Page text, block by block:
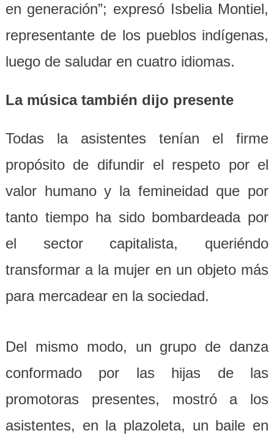
en generación”; expresó Isbelia Montiel,
representante de los pueblos indígenas,
luego de saludar en cuatro idiomas.
La música también dijo presente
Todas la asistentes tenían el firme
propósito de difundir el respeto por el
valor humano y la femineidad que por
tanto tiempo ha sido bombardeada por
el sector capitalista, queriéndo
transformar a la mujer en un objeto más
para mercadear en la sociedad.
Del mismo modo, un grupo de danza
conformado por las hijas de las
promotoras presentes, mostró a los
asistentes, en la plazoleta, un baile en